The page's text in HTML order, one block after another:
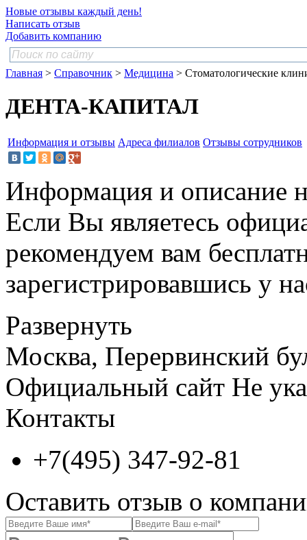
Новые отзывы каждый день!
Написать отзыв
Добавить компанию
Главная > Справочник > Медицина > Стоматологические
ДЕНТА-КАПИТАЛ
Информация и отзывы Адреса филиалов Отзывы сотрудников
Информация и описание
Если Вы являетесь
рекомендуем вам
зарегистрировавшись у
Развернуть
Москва, Перервинский
Официальный сайт Не
Контакты
+7(495) 347-92-81
Оставить отзыв о